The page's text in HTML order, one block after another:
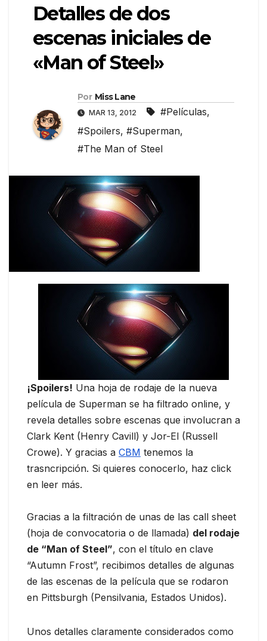
Detalles de dos
escenas iniciales de
«Man of Steel»
Por Miss Lane
MAR 13, 2012 #Películas,
#Spoilers, #Superman,
#The Man of Steel
¡Spoilers! Una hoja de rodaje de la nueva
película de Superman se ha filtrado online, y
revela detalles sobre escenas que involucran a
Clark Kent (Henry Cavill) y Jor-El (Russell
Crowe). Y gracias a CBM tenemos la
trasncripción. Si quieres conocerlo, haz click
en leer más.
Gracias a la filtración de unas de las call sheet
(hoja de convocatoria o de llamada) del rodaje
de “Man of Steel”, con el título en clave
“Autumn Frost”, recibimos detalles de algunas
de las escenas de la película que se rodaron
en Pittsburgh (Pensilvania, Estados Unidos).
Unos detalles claramente considerados como